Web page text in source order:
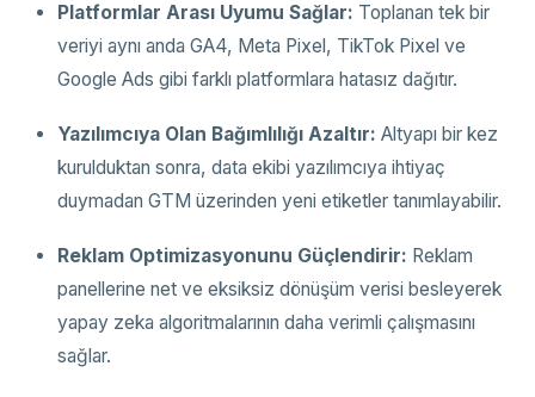
Platformlar Arası Uyumu Sağlar: Toplanan tek bir
veriyi aynı anda GA4, Meta Pixel, TikTok Pixel ve
Google Ads gibi farklı platformlara hatasız dağıtır.
Yazılımcıya Olan Bağımlılığı Azaltır: Altyapı bir kez
kurulduktan sonra, data ekibi yazılımcıya ihtiyaç
duymadan GTM üzerinden yeni etiketler tanımlayabilir.
Reklam Optimizasyonunu Güçlendirir: Reklam
panellerine net ve eksiksiz dönüşüm verisi besleyerek
yapay zeka algoritmalarının daha verimli çalışmasını
sağlar.